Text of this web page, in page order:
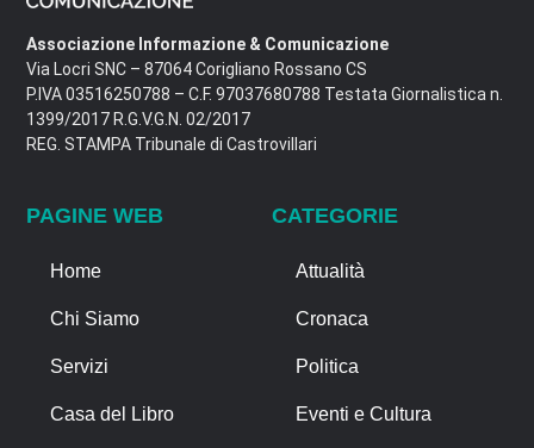
Associazione Informazione & Comunicazione
Via Locri SNC – 87064 Corigliano Rossano CS
P.IVA 03516250788 – C.F. 97037680788 Testata Giornalistica n.
1399/2017 R.G.V.G.N. 02/2017
REG. STAMPA Tribunale di Castrovillari
PAGINE WEB
Home
Chi Siamo
Servizi
Casa del Libro
CATEGORIE
Attualità
Cronaca
Politica
Eventi e Cultura